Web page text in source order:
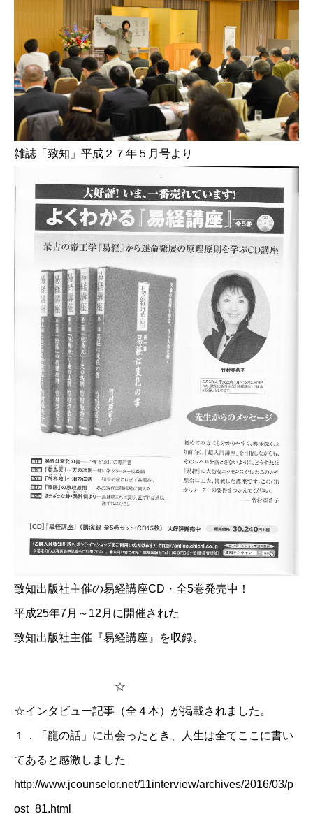
雑誌「致知」平成２７年５月号より
致知出版社主催の易経講座CD・全5巻発売中！
平成25年7月～12月に開催された
致知出版社主催『易経講座』を収録。
☆
☆インタビュー記事（全４本）が掲載されました。
１． 「龍の話」に出会ったとき、人生は全てここに書い
てあると感激しました
http://www.jcounselor.net/11interview/archives/2016/03/p
ost_81.html